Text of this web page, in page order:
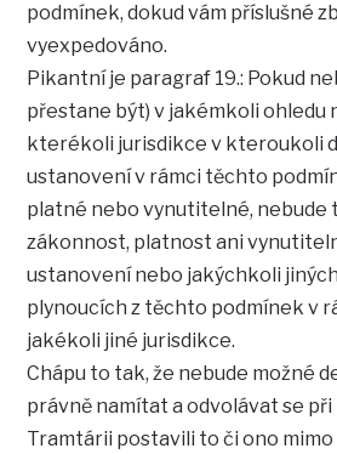
podmínek, dokud vám příslušné
vyexpedováno.
Pikantní je paragraf 19.: Pokud
přestane být) v jakémkoli ohledu
kterékoli jurisdikce v kteroukoli
ustanovení v rámci těchto
platné nebo vynutitelné, nebude
zákonnost, platnost ani
ustanovení nebo jakýchkoli
plynoucích z těchto podmínek v
jakékoli jiné jurisdikce.
Chápu to tak, že nebude možné
právně namítat a odvolávat se při
Tramtárii postavili to či ono